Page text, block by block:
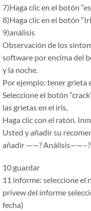
7)Haga clic en el botón “
8)Haga clic en el botón “
9)análisis
Observación de los
software por encima del
y la noche.
Por ejemplo: tener grieta
Seleccione el botón “crack
las grietas en el iris,
Haga clic con el ratón.
Usted y añadir su
añadir ——? Análisis——–
10 guardar
11 informe: seleccione el
privew del informe
fecha)